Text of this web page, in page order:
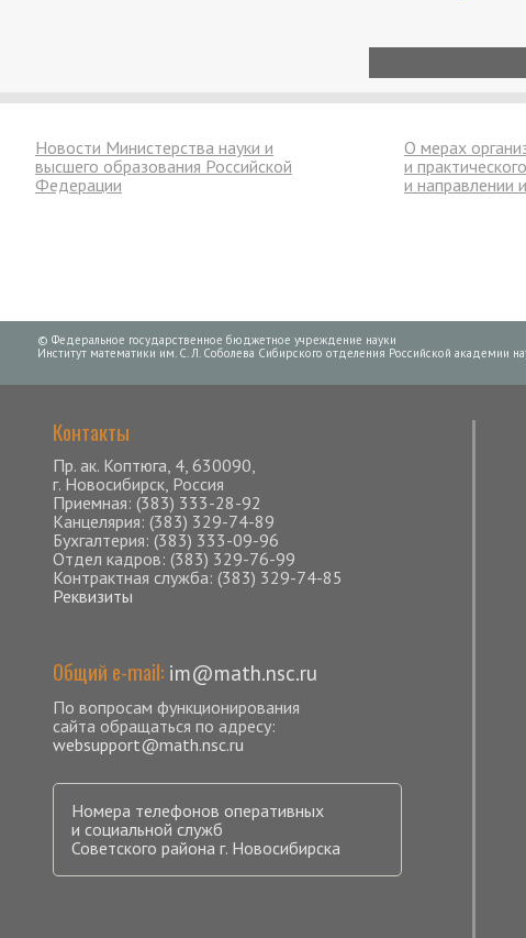
страниц
Новости Министерства науки и
высшего образования Российской
Федерации
О мерах
и
и направлении
© Федеральное государственное бюджетное учреждение науки
Институт математики им. С. Л. Соболева Сибирского отделения Российской академии
Контакты
Пр. ак. Коптюга, 4, 630090,
г. Новосибирск, Россия
Приемная: (383) 333-28-92
Канцелярия: (383) 329-74-89
Бухгалтерия: (383) 333-09-96
Отдел кадров: (383) 329-76-99
Контрактная служба: (383) 329-74-85
Реквизиты
Общий e-mail: im@math.nsc.ru
По вопросам функционирования
сайта обращаться по адресу:
websupport@math.nsc.ru
Номера телефонов оперативных
и социальной служб
Советского района г. Новосибирска